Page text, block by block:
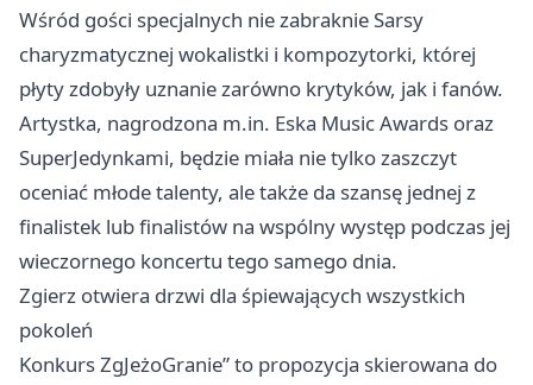
Wśród gości specjalnych nie zabraknie Sarsy
charyzmatycznej wokalistki i kompozytorki, której
płyty zdobyły uznanie zarówno krytyków, jak i fanów.
Artystka, nagrodzona m.in. Eska Music Awards oraz
SuperJedynkami, będzie miała nie tylko zaszczyt
oceniać młode talenty, ale także da szansę jednej z
finalistek lub finalistów na wspólny występ podczas jej
wieczornego koncertu tego samego dnia.
Zgierz otwiera drzwi dla śpiewających wszystkich
pokoleń
Konkurs ZgJeżoGranie” to propozycja skierowana do